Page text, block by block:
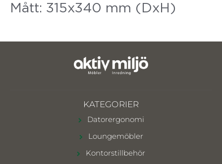
Mått: 315x340 mm (DxH)
KATEGORIER
Datorergonomi
Loungemöbler
Kontorstillbehör